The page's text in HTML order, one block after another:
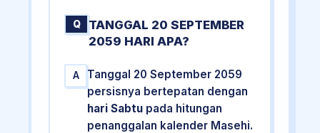
Q
TANGGAL 20 SEPTEMBER
2059 HARI APA?
A
Tanggal 20 September 2059
persisnya bertepatan dengan
hari Sabtu pada hitungan
penanggalan kalender Masehi.